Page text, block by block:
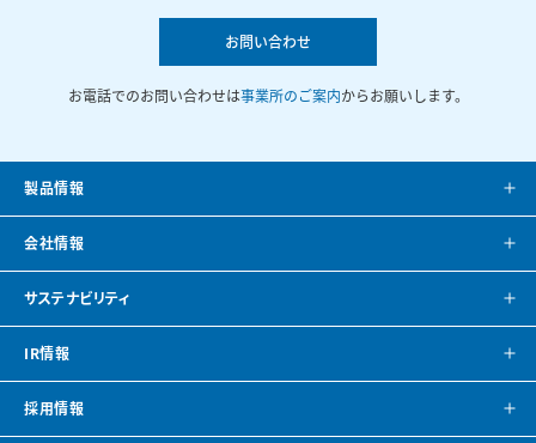
お問い合わせ
お電話でのお問い合わせは事業所のご案内からお願いします。
製品情報
製品案内
システム提案
CAD・BIMデータ
空調ナビゲーション
会社情報
会社案内
会社概要
サステナビリティ
方針・トップメッセージ
環境
IR情報
IRニュース
採用情報